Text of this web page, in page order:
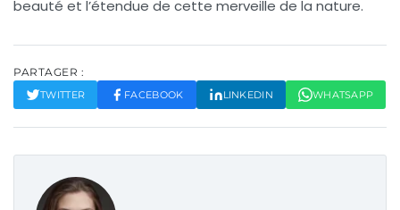
beauté et l’étendue de cette merveille de la nature.
PARTAGER :
TWITTER FACEBOOK LINKEDIN WHATSAPP